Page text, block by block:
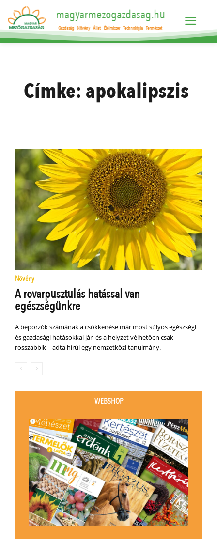
magyarmezogazdasag.hu
Gazdaság Növény Állat Élelmiszer Technológia Természet
Címke: apokalipszis
Növény
A rovarpusztulás hatással van
egészségünkre
A beporzók számának a csökkenése már most súlyos egészségi
és gazdasági hatásokkal jár, és a helyzet vélhetően csak
rosszabbik – adta hírül egy nemzetközi tanulmány.
WEBSHOP